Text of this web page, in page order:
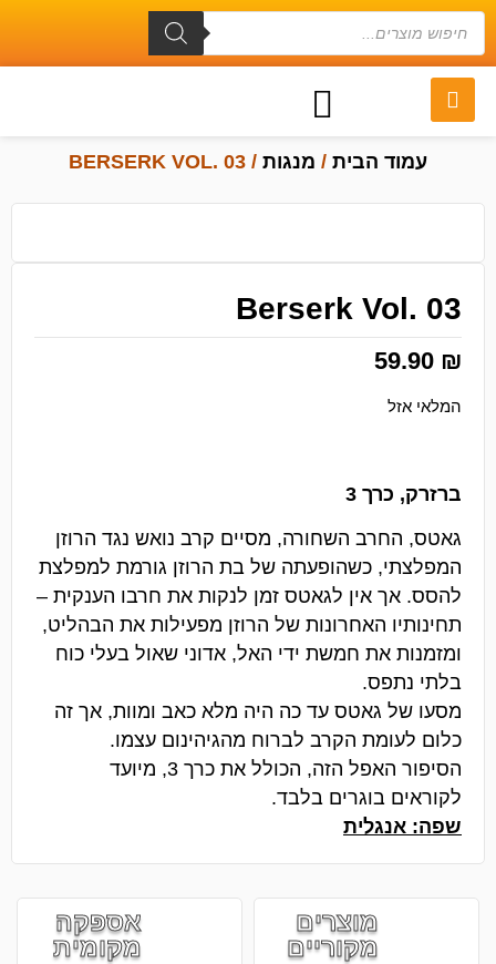
עמוד הבית / מנגות / BERSERK VOL. 03
Berserk Vol. 03
59.90 ₪
המלאי אזל
ברזרק, כרך 3
גאטס, החרב השחורה, מסיים קרב נואש נגד הרוזן
המפלצתי, כשהופעתה של בת הרוזן גורמת למפלצת
להסס. אך אין לגאטס זמן לנקות את חרבו הענקית –
תחינותיו האחרונות של הרוזן מפעילות את הבהליט,
ומזמנות את חמשת ידי האל, אדוני שאול בעלי כוח
בלתי נתפס.
מסעו של גאטס עד כה היה מלא כאב ומוות, אך זה
כלום לעומת הקרב לברוח מהגיהינום עצמו.
הסיפור האפל הזה, הכולל את כרך 3, מיועד
לקוראים בוגרים בלבד.
שפה: אנגלית
מוצרים
מקוריים
אספקה
מקומית